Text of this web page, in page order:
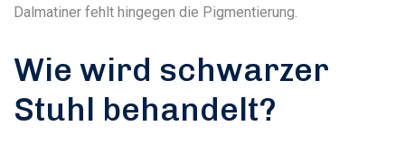
Dalmatiner fehlt hingegen die Pigmentierung.
Wie wird schwarzer
Stuhl behandelt?